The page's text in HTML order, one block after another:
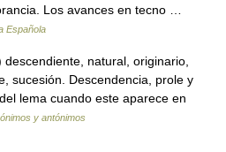
Los avances en tecno …
Española
natural, originario,
sucesión. Descendencia, prole y
lema cuando este aparece en
y antónimos